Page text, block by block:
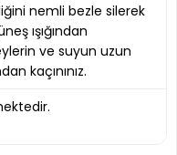
nemli bezle silerek
ışığından
ve suyun uzun
kaçınınız.